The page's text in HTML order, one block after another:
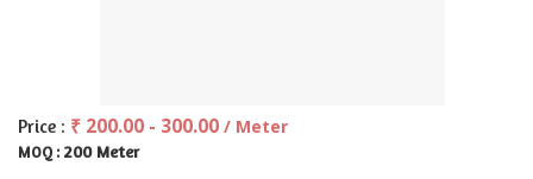
Price : ₹ 200.00 - 300.00 / Meter
MOQ : 200 Meter